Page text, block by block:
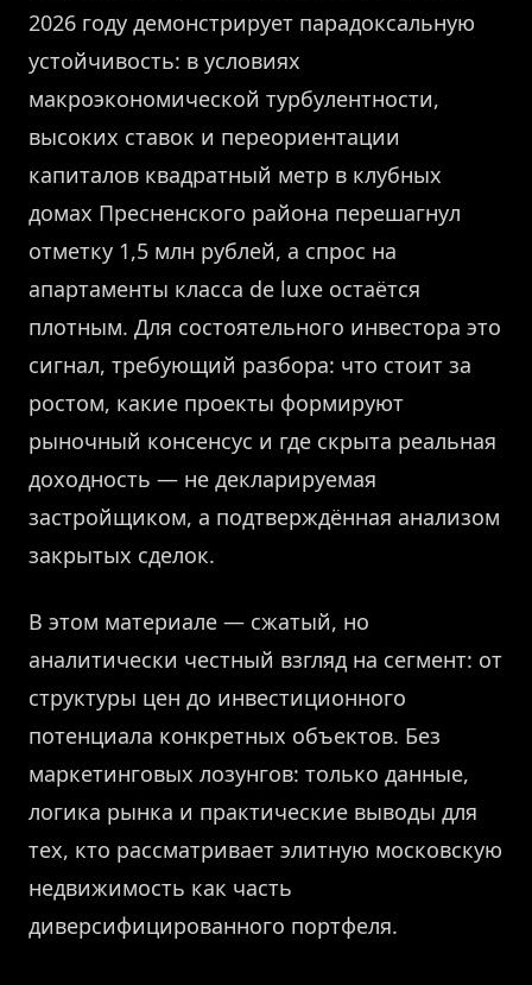
2026 году демонстрирует парадоксальную
устойчивость: в условиях
макроэкономической турбулентности,
высоких ставок и переориентации
капиталов квадратный метр в клубных
домах Пресненского района перешагнул
отметку 1,5 млн рублей, а спрос на
апартаменты класса de luxe остаётся
плотным. Для состоятельного инвестора это
сигнал, требующий разбора: что стоит за
ростом, какие проекты формируют
рыночный консенсус и где скрыта реальная
доходность — не декларируемая
застройщиком, а подтверждённая анализом
закрытых сделок.
В этом материале — сжатый, но
аналитически честный взгляд на сегмент: от
структуры цен до инвестиционного
потенциала конкретных объектов. Без
маркетинговых лозунгов: только данные,
логика рынка и практические выводы для
тех, кто рассматривает элитную московскую
недвижимость как часть
диверсифицированного портфеля.